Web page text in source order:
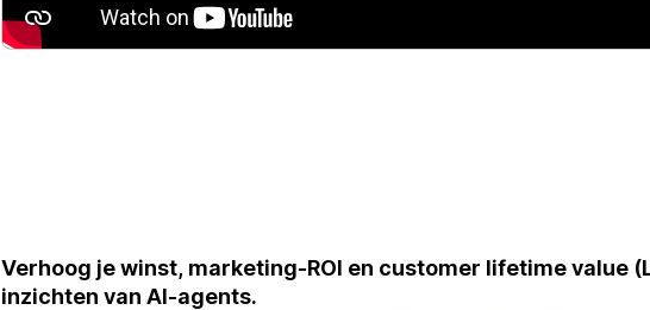
Verhoog je winst, marketing-ROI en customer lifetime value
inzichten van AI-agents.